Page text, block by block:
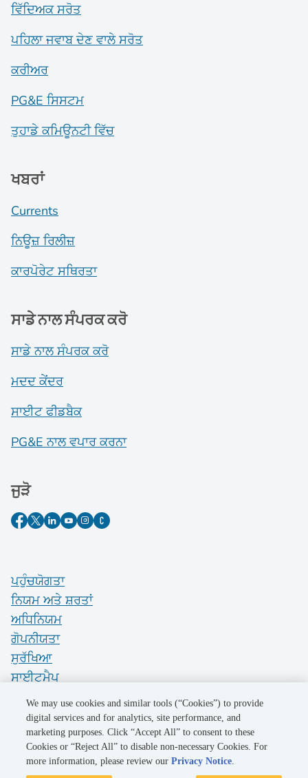
ਵਿੱਦਿਅਕ ਸਰੋਤ
ਪਹਿਲਾ ਜਵਾਬ ਦੇਣ ਵਾਲੇ ਸਰੋਤ
ਕਰੀਅਰ
PG&E ਸਿਸਟਮ
ਤੁਹਾਡੇ ਕਮਿਊਨਟੀ ਵਿੱਚ
ਖਬਰਾਂ
Currents
ਨਿਊਜ਼ ਰਿਲੀਜ਼
ਕਾਰਪੋਰੇਟ ਸਥਿਰਤਾ
ਸਾਡੇ ਨਾਲ ਸੰਪਰਕ ਕਰੋ
ਸਾਡੇ ਨਾਲ ਸੰਪਰਕ ਕਰੋ
ਮਦਦ ਕੇਂਦਰ
ਸਾਈਟ ਫੀਡਬੈਕ
PG&E ਨਾਲ ਵਪਾਰ ਕਰਨਾ
ਜੁੜੋ
ਪਹੁੰਚਯੋਗਤਾ
ਨਿਯਮ ਅਤੇ ਸ਼ਰਤਾਂ
ਅਧਿਨਿਯਮ
ਗੋਪਨੀਯਤਾ
ਸੁਰੱਖਿਆ
ਸਾਈਟਮੈਪ
Do Not Sell My Personal Information
©2026 Pacific Gas and Electric Company
We may use cookies and similar tools (“Cookies”) to provide
digital services and for analytics, site performance, and
marketing purposes. Click “Accept All” to consent to these
Cookies or “Reject All” to disable non-necessary Cookies. For
more information, please review ourPrivacy Notice.